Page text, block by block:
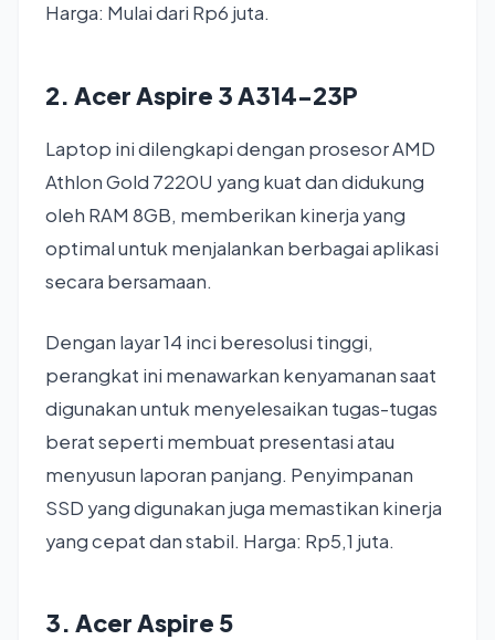
Harga: Mulai dari Rp6 juta.
2. Acer Aspire 3 A314-23P
Laptop ini dilengkapi dengan prosesor AMD
Athlon Gold 7220U yang kuat dan didukung
oleh RAM 8GB, memberikan kinerja yang
optimal untuk menjalankan berbagai aplikasi
secara bersamaan.
Dengan layar 14 inci beresolusi tinggi,
perangkat ini menawarkan kenyamanan saat
digunakan untuk menyelesaikan tugas-tugas
berat seperti membuat presentasi atau
menyusun laporan panjang. Penyimpanan
SSD yang digunakan juga memastikan kinerja
yang cepat dan stabil. Harga: Rp5,1 juta.
3. Acer Aspire 5